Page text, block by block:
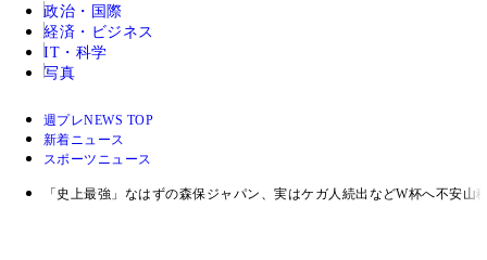
政治・国際
経済・ビジネス
IT・科学
写真
週プレNEWS TOP
新着ニュース
スポーツニュース
「史上最強」なはずの森保ジャパン、実はケガ人続出などW杯へ不安山